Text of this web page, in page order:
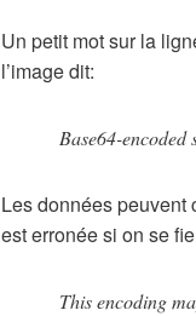
Un petit mot sur la
l’image dit:
Base64-encoded
Les données peuvent
est erronée si on se
This encoding